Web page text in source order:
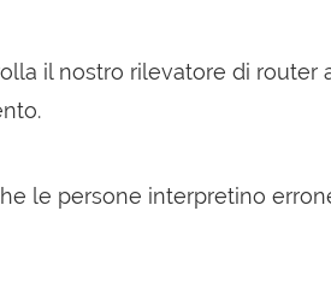
il nostro rilevatore di router
le persone interpretino